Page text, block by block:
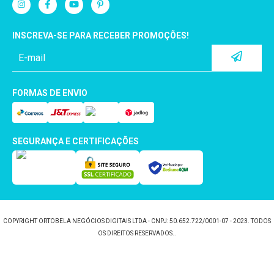
INSCREVA-SE PARA RECEBER PROMOÇÕES!
FORMAS DE ENVIO
SEGURANÇA E CERTIFICAÇÕES
COPYRIGHT ORTOBELA NEGÓCIOS DIGITAIS LTDA - CNPJ: 50.652.722/0001-07 - 2023. TODOS
OS DIREITOS RESERVADOS..